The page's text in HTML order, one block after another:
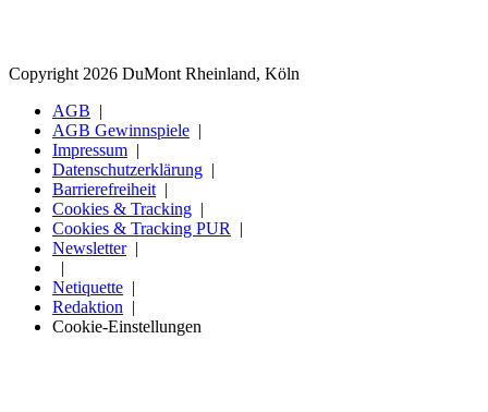
Copyright 2026 DuMont Rheinland, Köln
AGB
AGB Gewinnspiele
Impressum
Datenschutzerklärung
Barrierefreiheit
Cookies & Tracking
Cookies & Tracking PUR
Newsletter
Netiquette
Redaktion
Cookie-Einstellungen